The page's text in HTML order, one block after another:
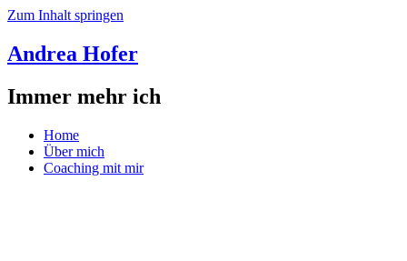
Zum Inhalt springen
Andrea Hofer
Immer mehr ich
Home
Über mich
Coaching mit mir